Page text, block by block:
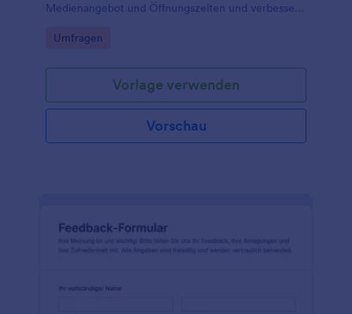
Medienangebot und Öffnungszeiten und verbessern
anpassbaren Formularvorlage von Jotform.
Go to Category:
Umfragen
Vorlage verwenden
Vorschau